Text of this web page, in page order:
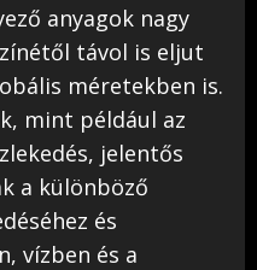
anyagok nagy
távol is eljut
méretekben is.
mint például az
jelentős
a különböző
és
vízben és a